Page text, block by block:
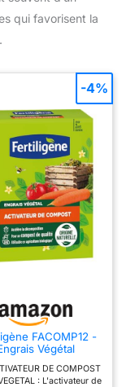
qui favorisent la
FACOMP12 -
Végétal
kg - Accélère la
DE COMPOST
: L'activateur de
-4%